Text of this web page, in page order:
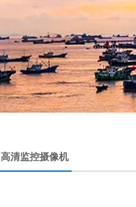
高清监控摄像机